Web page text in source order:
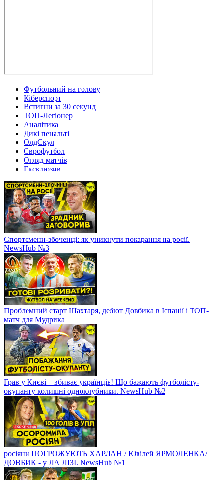
Футбольний на голову
Кіберспорт
Встигни за 30 секунд
ТОП-Легіонер
Аналітика
Дикі пенальті
ОлдСкул
Єврофутбол
Огляд матчів
Ексклюзив
Спортсмени-збоченці: як уникнути покарання на росії.
NewsHub №3
Проблемний старт Шахтаря, дебют Довбика в Іспанії і ТОП-
матч для Мудрика
Грав у Києві – вбиває українців! Що бажають футболісту-
окупанту колишні одноклубники. NewsHub №2
росіяни ПОГРОЖУЮТЬ ХАРЛАН / Ювілей ЯРМОЛЕНКА/
ДОВБИК - у ЛА ЛІЗІ. NewsHub №1